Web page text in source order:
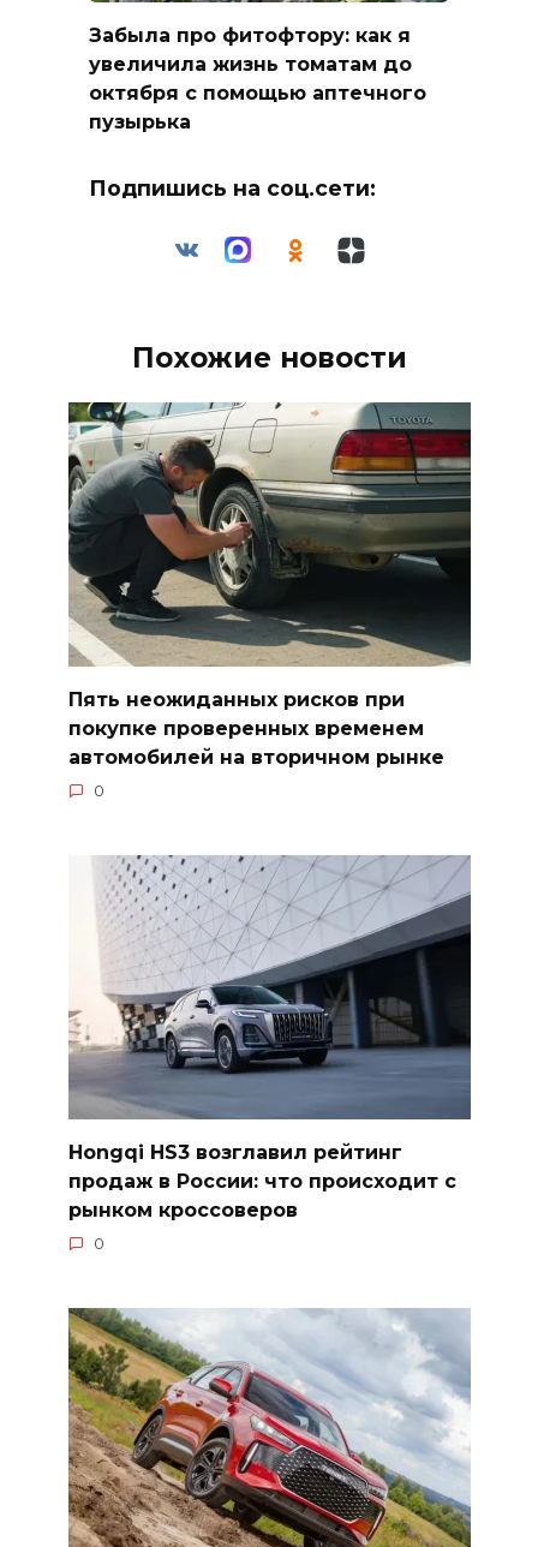
Забыла про фитофтору: как я
увеличила жизнь томатам до
октября с помощью аптечного
пузырька
Подпишись на соц.сети:
Похожие новости
Пять неожиданных рисков при
покупке проверенных временем
автомобилей на вторичном рынке
0
Hongqi HS3 возглавил рейтинг
продаж в России: что происходит с
рынком кроссоверов
0